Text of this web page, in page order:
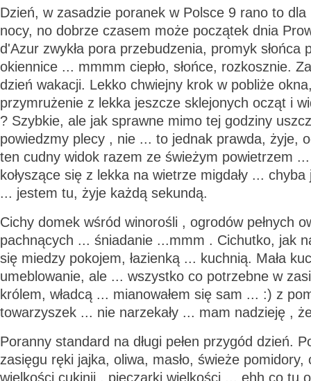
Dzień, w zasadzie poranek w Polsce 9 rano to
nocy, no dobrze czasem może początek dnia
d'Azur zwykła pora przebudzenia, promyk słońca
okiennice ... mmmm ciepło, słońce, rozkosznie.
dzień wakacji. Lekko chwiejny krok w pobliże
przymrużenie z lekka jeszcze sklejonych ocząt i
? Szybkie, ale jak sprawne mimo tej godziny
powiedzmy plecy , nie ... to jednak prawda, żyje,
ten cudny widok razem ze świeżym powietrzem
kołyszące się z lekka na wietrze migdały ...
... jestem tu, żyje każdą sekundą.
Cichy domek wśród winorośli , ogrodów pełnych
pachnących ... śniadanie ...mmm . Cichutko, jak
się miedzy pokojem, łazienką ... kuchnią. Mała
umeblowanie, ale ... wszystko co potrzebne w
królem, władcą ... mianowałem się sam ... :) z
towarzyszek ... nie narzekały ... mam nadzieję ,
Poranny standard na długi pełen przygód dzień.
zasięgu ręki jajka, oliwa, masło, świeże
wielkości cukinii , pieczarki wielkości ... ehh co tu